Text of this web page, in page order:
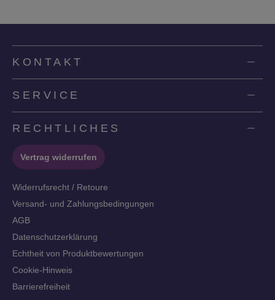
KONTAKT
SERVICE
RECHTLICHES
Vertrag widerrufen
Widerrufsrecht / Retoure
Versand- und Zahlungsbedingungen
AGB
Datenschutzerklärung
Echtheit von Produktbewertungen
Cookie-Hinweis
Barrierefreiheit